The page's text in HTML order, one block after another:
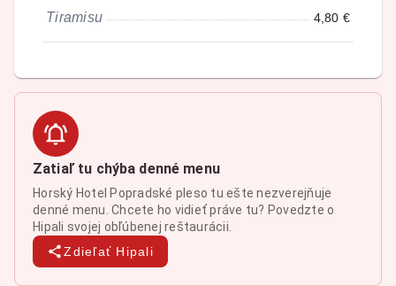
Tiramisu 4,80 €
Zatiaľ tu chýba denné menu
Horský Hotel Popradské pleso tu ešte nezverejňuje
denné menu. Chcete ho vidieť práve tu? Povedzte o
Hipali svojej obľúbenej reštaurácii.
Zdieľať Hipali